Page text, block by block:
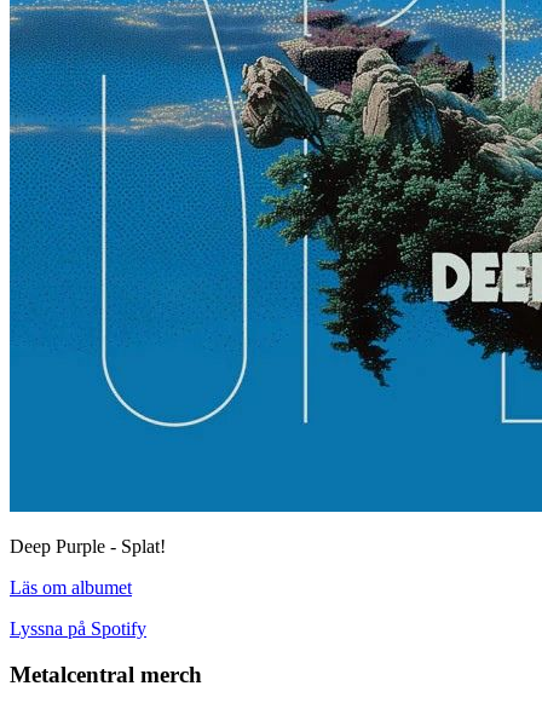
Deep Purple - Splat!
Läs om albumet
Lyssna på Spotify
Metalcentral merch